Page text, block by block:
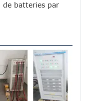
batteries par